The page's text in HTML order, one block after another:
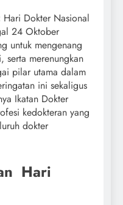
Hari Dokter Nasional
24 Oktober
untuk mengenang
serta merenungkan
pilar utama dalam
ini sekaligus
Ikatan Dokter
kedokteran yang
dokter
Hari